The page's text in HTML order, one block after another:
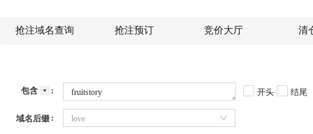
抢注域名查询 抢注预订 竞价大厅 清
包含 开头 结尾
域名后缀 love